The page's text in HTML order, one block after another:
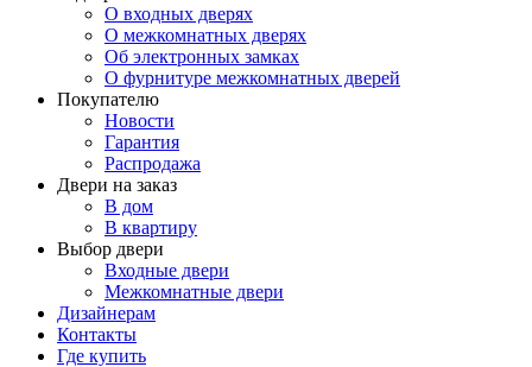
О входных дверях
О межкомнатных дверях
Об электронных замках
О фурнитуре межкомнатных дверей
Покупателю
Новости
Гарантия
Распродажа
Двери на заказ
В дом
В квартиру
Выбор двери
Входные двери
Межкомнатные двери
Дизайнерам
Контакты
Где купить